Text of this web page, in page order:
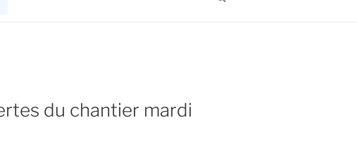
du chantier mardi